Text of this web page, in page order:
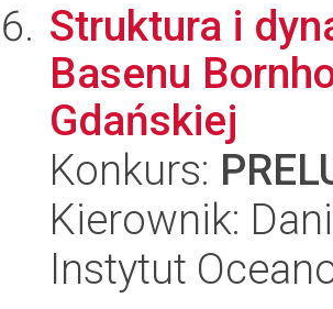
Struktura i
Basenu
Gdańskiej
Konkurs:
Kierownik:
Instytut